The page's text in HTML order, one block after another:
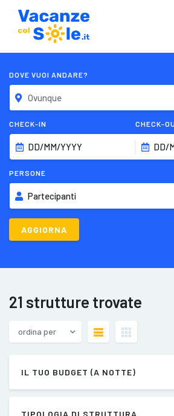
DOVE VUOI ANDARE?
CHECK-IN CHECK-
DD/MM/YYYY DD/
PERSONE
Partecipanti
AGGIORNA
21 strutture trovate
ordina per
IL TUO BUDGET (A NOTTE)
TIPOLOGIA DI STRUTTURA